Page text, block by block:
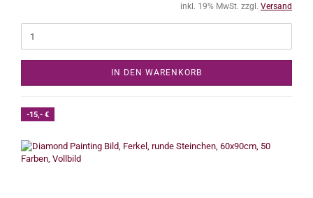
inkl. 19% MwSt. zzgl. Versand
IN DEN WARENKORB
-15,- €